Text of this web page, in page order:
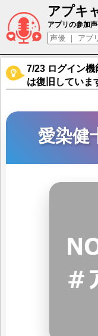
アプキ
愛染健十
アプリの参加
7/23 ログイン
は復旧していま
愛染健